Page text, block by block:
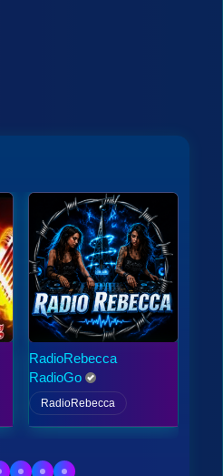
RadioRebecca
RadioGo
RadioRebecca